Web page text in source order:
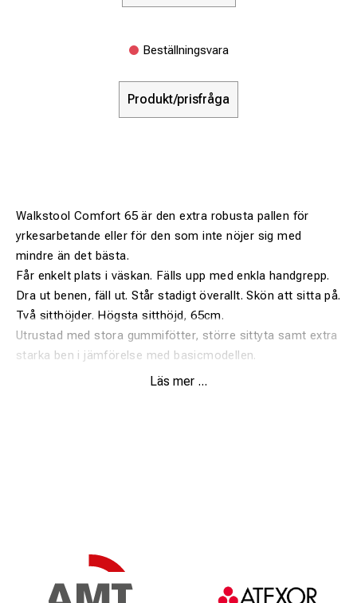
Beställningsvara
Produkt/prisfråga
Walkstool Comfort 65 är den extra robusta pallen för
yrkesarbetande eller för den som inte nöjer sig med
mindre än det bästa.
Får enkelt plats i väskan. Fälls upp med enkla handgrepp.
Dra ut benen, fäll ut. Står stadigt överallt. Skön att sitta på.
Två sitthöjder. Högsta sitthöjd, 65cm.
Utrustad med stora gummifötter, större sittyta samt extra
starka ben i jämförelse med basicmodellen.
Walkstool sparar rygg, knän och leder och
Läs mer ...